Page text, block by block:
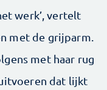
werk’, vertelt
met de grijparm.
met haar rug
dat lijkt